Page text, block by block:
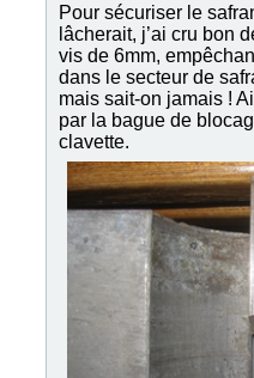
Pour sécuriser le
lâcherait, j’ai cru bon
vis de 6mm,
dans le secteur de
mais sait-on jamais !
par la bague de
clavette.